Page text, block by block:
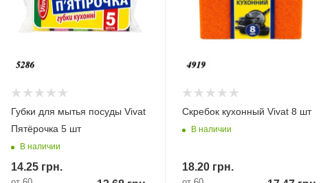
Губки для мытья посуды Vivat
Пятёрочка 5 шт
В наличии
14.25 грн.
Скребок кухонный Vivat 8 шт
В наличии
18.20грн.